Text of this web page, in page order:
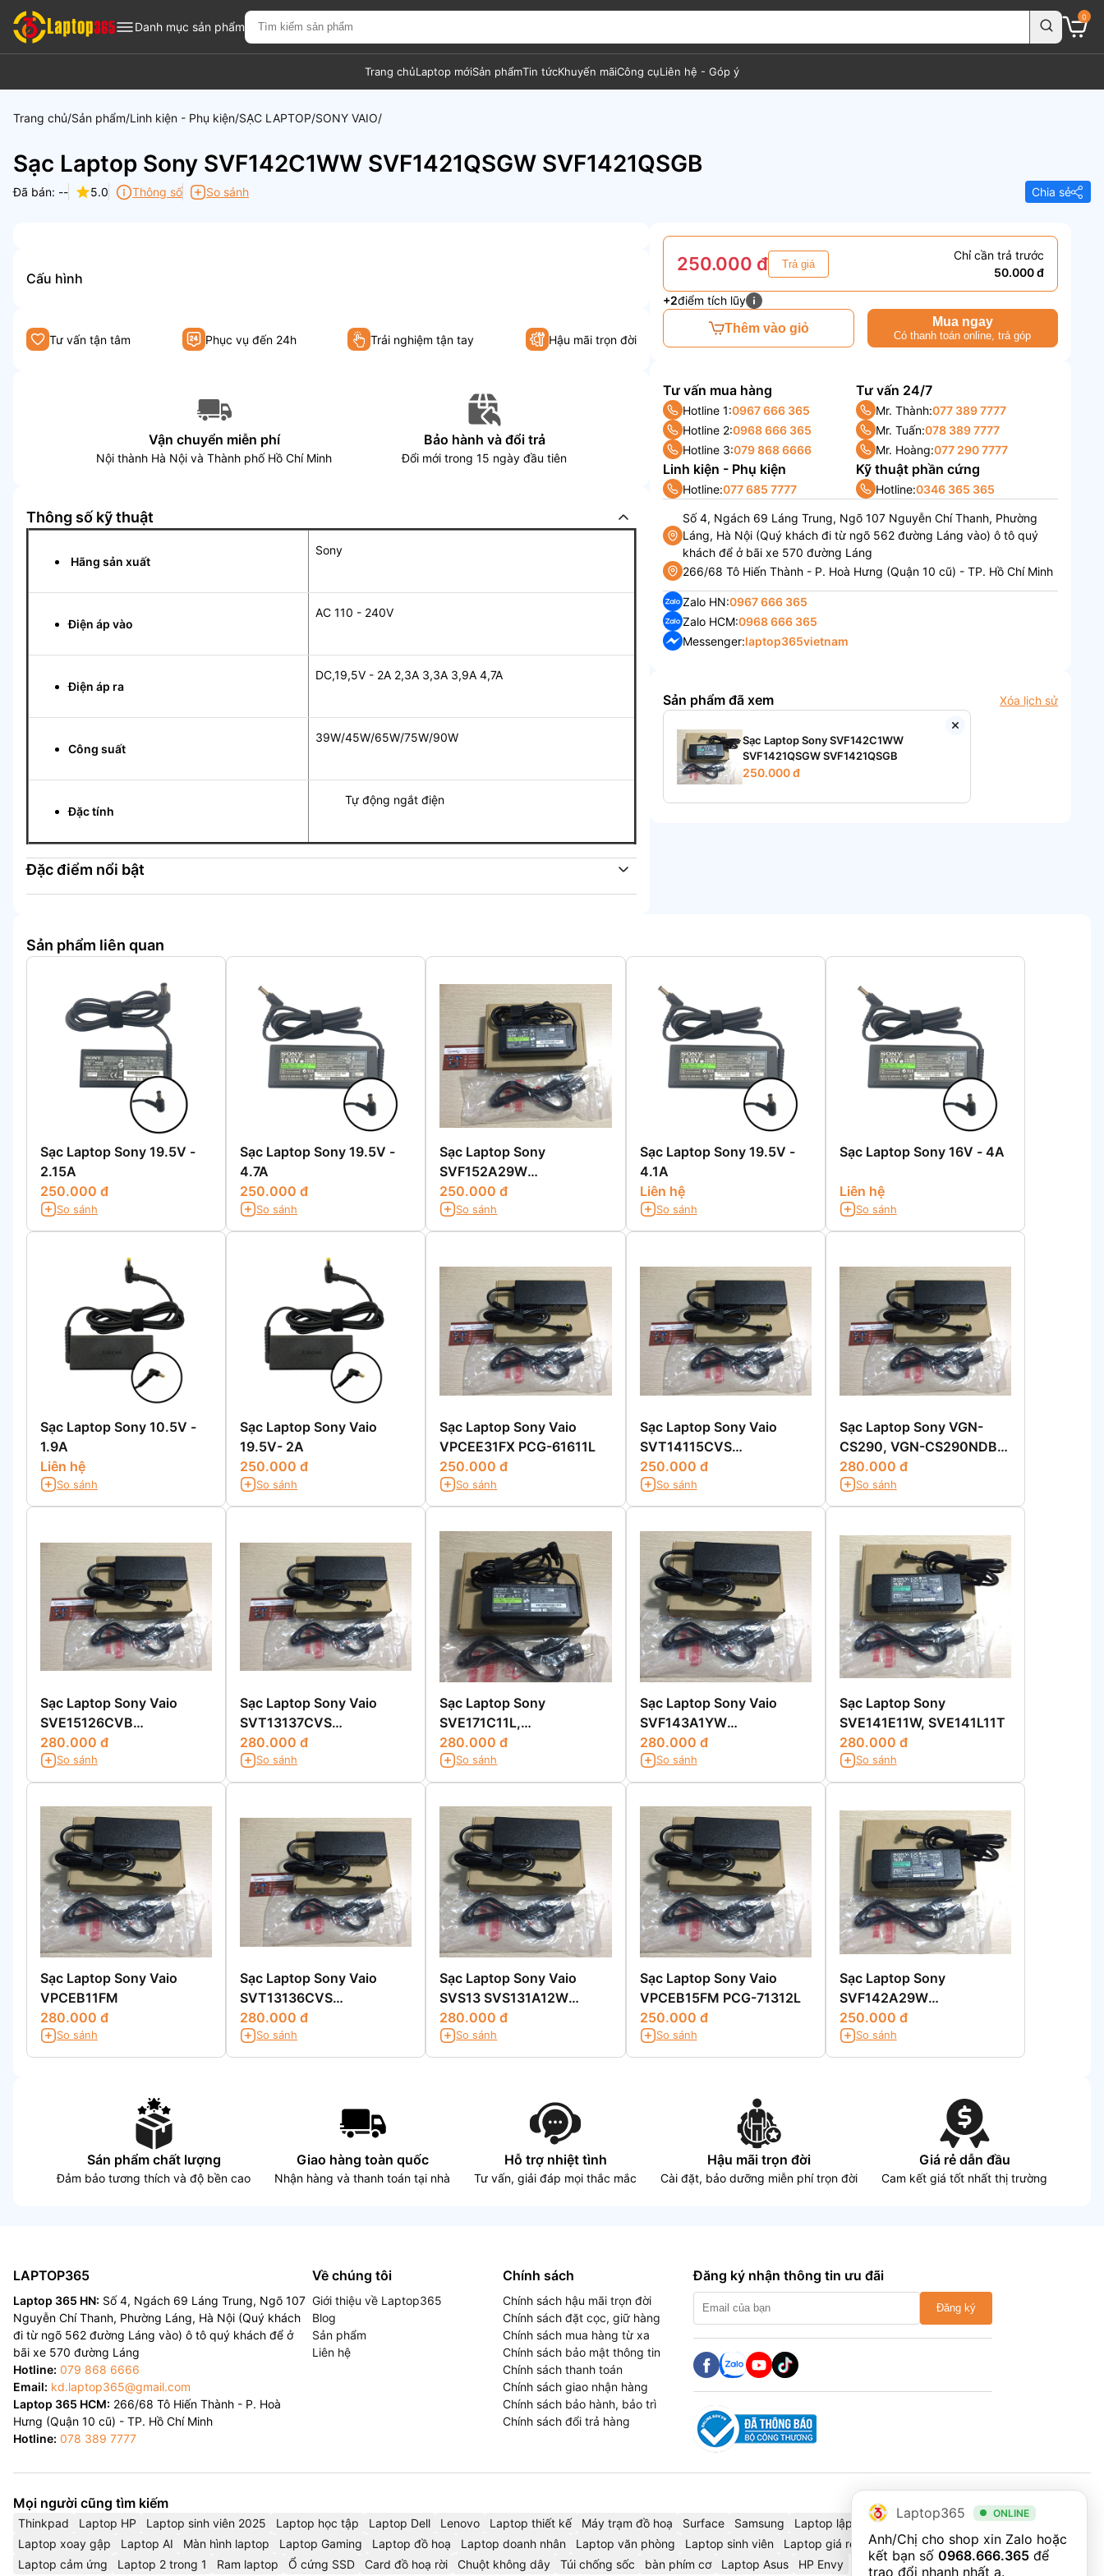
Danh mục sản phẩm
0
Trang chủLaptop mớiSản phẩmTin tứcKhuyến mãiCông cụLiên hệ - Góp ý
Trang chủ Sản phẩm Linh kiện - Phụ kiện SẠC LAPTOP SONY VAIO
Sạc Laptop Sony SVF142C1WW SVF1421QSGW SVF1421QSGB
Đã bán: -- 5.0 Thông số So sánh Chia sẻ
Cấu hình
Tư vấn tận tâm Phục vụ đến 24h Trải nghiệm tận tay Hậu mãi trọn đời
Vận chuyển miễn phí
Nội thành Hà Nội và Thành phố Hồ Chí Minh
Bảo hành và đổi trả
Đổi mới trong 15 ngày đầu tiên
Thông số kỹ thuật
Hãng sản xuất
Sony
Điện áp vào
AC 110 - 240V
Điện áp ra
DC,19,5V - 2A 2,3A 3,3A 3,9A 4,7A
Công suất
39W/45W/65W/75W/90W
Đặc tính
Tự động ngắt điện
Đặc điểm nổi bật
250.000 đ Trả giá
Chỉ cần trả trước
50.000 đ
+2điểm tích lũy
Thêm vào giỏ
Mua ngay
Có thanh toán online, trả góp
Tư vấn mua hàng
Hotline 1:0967 666 365
Hotline 2:0968 666 365
Hotline 3:079 868 6666
Tư vấn 24/7
Mr. Thành:077 389 7777
Mr. Tuấn:078 389 7777
Mr. Hoàng:077 290 7777
Linh kiện - Phụ kiện
Hotline:077 685 7777
Kỹ thuật phần cứng
Hotline:0346 365 365
Số 4, Ngách 69 Láng Trung, Ngõ 107 Nguyễn Chí Thanh, Phường
Láng, Hà Nội (Quý khách đi từ ngõ 562 đường Láng vào) ô tô quý
khách để ở bãi xe 570 đường Láng
266/68 Tô Hiến Thành - P. Hoà Hưng (Quận 10 cũ) - TP. Hồ Chí Minh
Zalo HN:0967 666 365
Zalo HCM:0968 666 365
Messenger:laptop365vietnam
Sản phẩm đã xem Xóa lịch sử
Sạc Laptop Sony SVF142C1WW
SVF1421QSGW SVF1421QSGB
250.000 đ
Sản phẩm liên quan
Sạc Laptop Sony 19.5V -
2.15A
250.000 đ
So sánh
Sạc Laptop Sony 19.5V -
4.7A
250.000 đ
So sánh
Sạc Laptop Sony
SVF152A29W
SVF15217SGB
SVF15217SGW
250.000 đ
So sánh
Sạc Laptop Sony 19.5V -
4.1A
Liên hệ
So sánh
Sạc Laptop Sony 16V - 4A
Liên hệ
So sánh
Sạc Laptop Sony 10.5V -
1.9A
Liên hệ
So sánh
Sạc Laptop Sony Vaio
19.5V- 2A
250.000 đ
So sánh
Sạc Laptop Sony Vaio
VPCEE31FX PCG-61611L
250.000 đ
So sánh
Sạc Laptop Sony Vaio
SVT14115CVS
SVT141A11W SVT14115CV
250.000 đ
So sánh
Sạc Laptop Sony VGN-
CS290, VGN-CS290NDB,
PCG-3E2L
280.000 đ
So sánh
Sạc Laptop Sony Vaio
SVE15126CVB
SVE15126CVW
280.000 đ
So sánh
Sạc Laptop Sony Vaio
SVT13137CVS
SVT13137CXS
SVT13137CV
280.000 đ
So sánh
Sạc Laptop Sony
SVE171C11L,
SVE17125CDB,
SVE17125CXB
280.000 đ
So sánh
Sạc Laptop Sony Vaio
SVF143A1YW
SVF14327SGB
SVF14327SGW
SVF14327SGP
280.000 đ
So sánh
Sạc Laptop Sony
SVE141E11W, SVE141L11T
280.000 đ
So sánh
Sạc Laptop Sony Vaio
VPCEB11FM
280.000 đ
So sánh
Sạc Laptop Sony Vaio
SVT13136CVS
SVT13136CXS
SVT13136CV
280.000 đ
So sánh
Sạc Laptop Sony Vaio
SVS13 SVS131A12W
SVS131B11L
280.000 đ
So sánh
Sạc Laptop Sony Vaio
VPCEB15FM PCG-71312L
250.000 đ
So sánh
Sạc Laptop Sony
SVF142A29W
SVF1421BSGW
SVF1421BSGB
250.000 đ
So sánh
Sán phẩm chất lượng
Đảm bảo tương thích và độ bền cao
Giao hàng toàn quốc
Nhận hàng và thanh toán tại nhà
Hỗ trợ nhiệt tình
Tư vấn, giải đáp mọi thắc mắc
Hậu mãi trọn đời
Cài đặt, bảo dưỡng miễn phí trọn đời
Giá rẻ dẫn đầu
Cam kết giá tốt nhất thị trường
LAPTOP365
Laptop 365 HN: Số 4, Ngách 69 Láng Trung, Ngõ 107
Nguyễn Chí Thanh, Phường Láng, Hà Nội (Quý khách
đi từ ngõ 562 đường Láng vào) ô tô quý khách để ở
bãi xe 570 đường Láng
Hotline: 079 868 6666
Email: kd.laptop365@gmail.com
Laptop 365 HCM: 266/68 Tô Hiến Thành - P. Hoà
Hưng (Quận 10 cũ) - TP. Hồ Chí Minh
Hotline: 078 389 7777
Về chúng tôi
Giới thiệu về Laptop365
Blog
Sản phẩm
Liên hệ
Chính sách
Chính sách hậu mãi trọn đời
Chính sách đặt cọc, giữ hàng
Chính sách mua hàng từ xa
Chính sách bảo mật thông tin
Chính sách thanh toán
Chính sách giao nhận hàng
Chính sách bảo hành, bảo trì
Chính sách đổi trả hàng
Đăng ký nhận thông tin ưu đãi
Đăng ký
Mọi người cũng tìm kiếm
Thinkpad Laptop HP Laptop sinh viên 2025 Laptop học tập Laptop Dell Lenovo Laptop thiết kế Máy trạm đồ hoạ Surface Samsung Laptop lập trình Cáp chuyển đổi
Thinkbook
Laptop xoay gập
Laptop AI Màn hình laptop Laptop Gaming Laptop đồ hoạ Laptop doanh nhân Laptop văn phòng Laptop sinh viên Laptop giá rẻ Dell Precision Dell 2025
HP Omnibook
Laptop cảm ứng
Laptop 2 trong 1 Ram laptop Ổ cứng SSD Card đồ hoạ rời Chuột không dây Túi chống sốc bàn phím cơ Laptop Asus HP Envy
Laptop365 ONLINE
Anh/Chị cho shop xin Zalo hoặc
kết bạn số 0968.666.365 để
trao đổi nhanh nhất ạ.